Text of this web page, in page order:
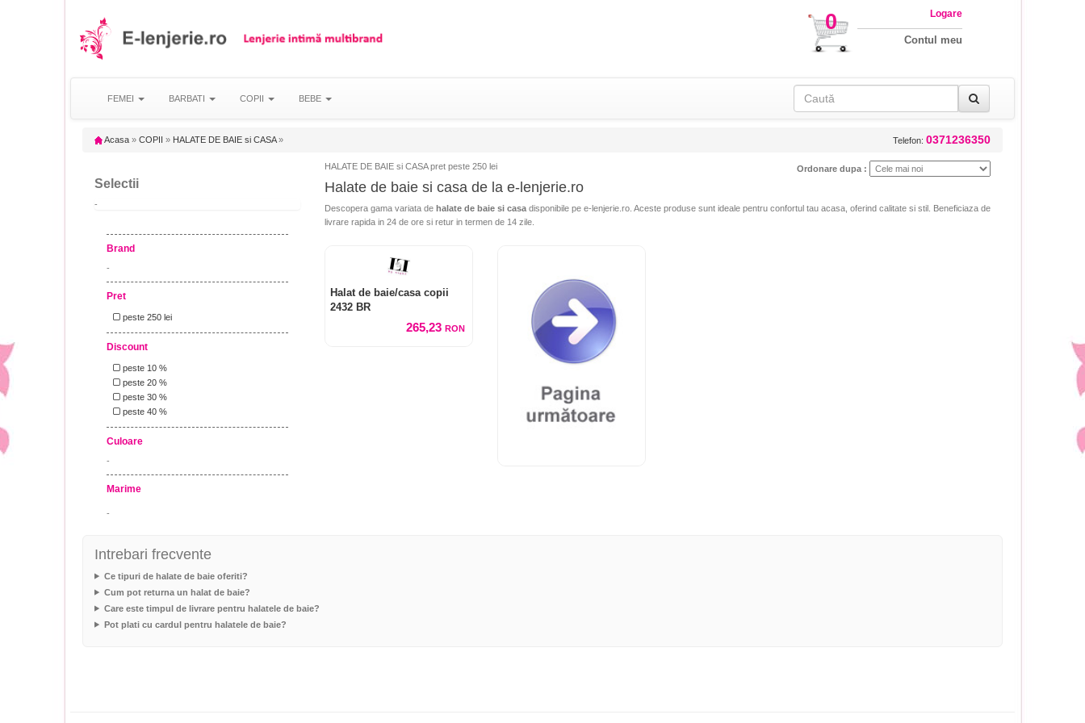
0 Logare
Contul meu
FEMEI BARBATI COPII BEBE
Acasa » COPII » HALATE DE BAIE si CASA » Telefon: 0371236350
Selectii
-
Brand
-
Pret
peste 250 lei
Discount
peste 10 %
peste 20 %
peste 30 %
peste 40 %
Culoare
-
Marime
-
HALATE DE BAIE si CASA pret peste 250 lei Ordonare dupa :
Halate de baie si casa de la e-lenjerie.ro
Descopera gama variata de halate de baie si casa disponibile pe e-lenjerie.ro. Aceste produse sunt ideale pentru confortul tau acasa, oferind calitate si stil. Beneficiaza de
livrare rapida in 24 de ore si retur in termen de 14 zile.
Halat de baie/casa copii
2432 BR
265,23 RON
Intrebari frecvente
Ce tipuri de halate de baie oferiti?
Cum pot returna un halat de baie?
Care este timpul de livrare pentru halatele de baie?
Pot plati cu cardul pentru halatele de baie?